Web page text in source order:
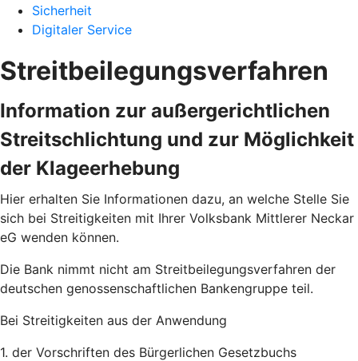
Sicherheit
Digitaler Service
Streitbeilegungsverfahren
Information zur außergerichtlichen
Streitschlichtung und zur Möglichkeit
der Klageerhebung
Hier erhalten Sie Informationen dazu, an welche Stelle Sie
sich bei Streitigkeiten mit Ihrer Volksbank Mittlerer Neckar
eG wenden können.
Die Bank nimmt nicht am Streitbeilegungsverfahren der
deutschen genossenschaftlichen Bankengruppe teil.
Bei Streitigkeiten aus der Anwendung
1. der Vorschriften des Bürgerlichen Gesetzbuchs